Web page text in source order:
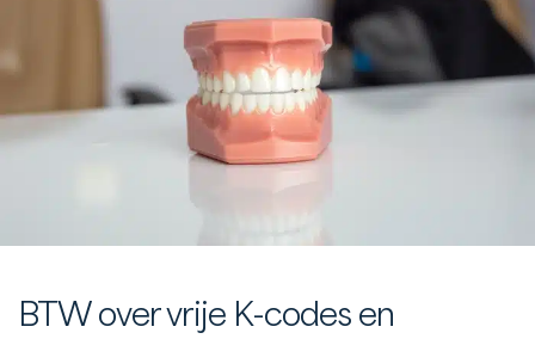
BTW over vrije K-codes en